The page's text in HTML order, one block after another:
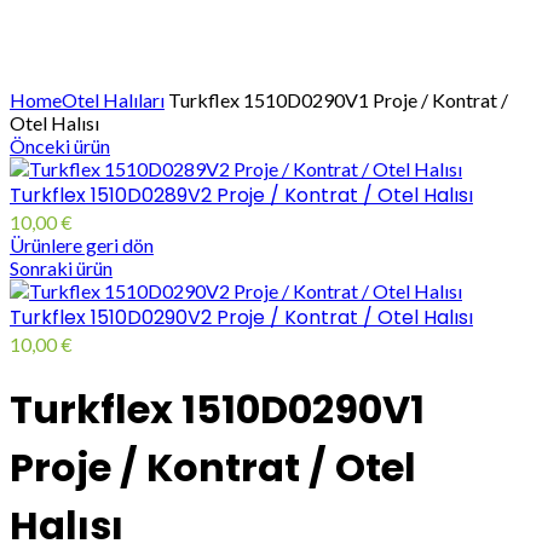
HomeOtel Halıları Turkflex 1510D0290V1 Proje / Kontrat /
Otel Halısı
Önceki ürün
Turkflex 1510D0289V2 Proje / Kontrat / Otel Halısı
10,00€
Ürünlere geri dön
Sonraki ürün
Turkflex 1510D0290V2 Proje / Kontrat / Otel Halısı
10,00€
Turkflex 1510D0290V1
Proje / Kontrat / Otel
Halısı